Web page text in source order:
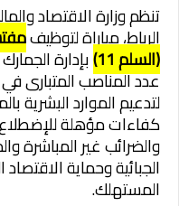
تنظم وزارة الاقتصاد
الرباط، مباراة لتوظيف
(السلم 11) بإدارة
عدد المناصب المتبارى
لتدعيم الموارد البشرية
كفاءات مؤهلة للإضطلاع
والضرائب غير المباشرة
الجبائية وحماية
المستهلك.